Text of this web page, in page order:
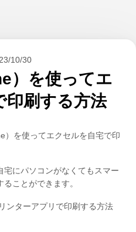
10/30
）を使ってエ
印刷する方法
）を使ってエクセルを自宅で印
にパソコンがなくてもスマー
ことができます。
ンターアプリで印刷する方法